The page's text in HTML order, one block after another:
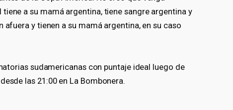
a su mamá argentina, tiene sangre argentina y
y tienen a su mamá argentina, en su caso
sudamericanas con puntaje ideal luego de
las 21:00 en La Bombonera.